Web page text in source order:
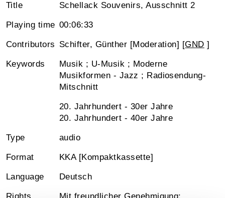
Title Schellack Souvenirs, Ausschnitt 2
Playing time 00:06:33
Contributors Schifter, Günther [Moderation] [GND ]
Keywords
Musik ; U-Musik ; Moderne
Musikformen - Jazz ; Radiosendung-
Mitschnitt
20. Jahrhundert - 30er Jahre
20. Jahrhundert - 40er Jahre
Type audio
Format KKA [Kompaktkassette]
Language Deutsch